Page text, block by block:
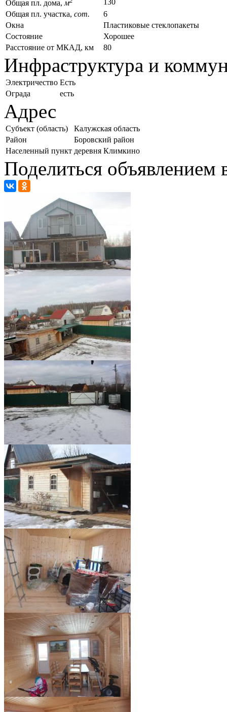
Общая пл. дома, м
Общая пл. участка, сот.
6
Окна
Пластиковые стеклопакеты
Состояние
Хорошее
Расстояние от МКАД, км
80
Инфраструктура и
Электричество Есть
Ограда
есть
Адрес
Субъект (область)
Калужская область
Район
Боровский район
Населенный пункт деревня Климкино
Поделиться объявлением